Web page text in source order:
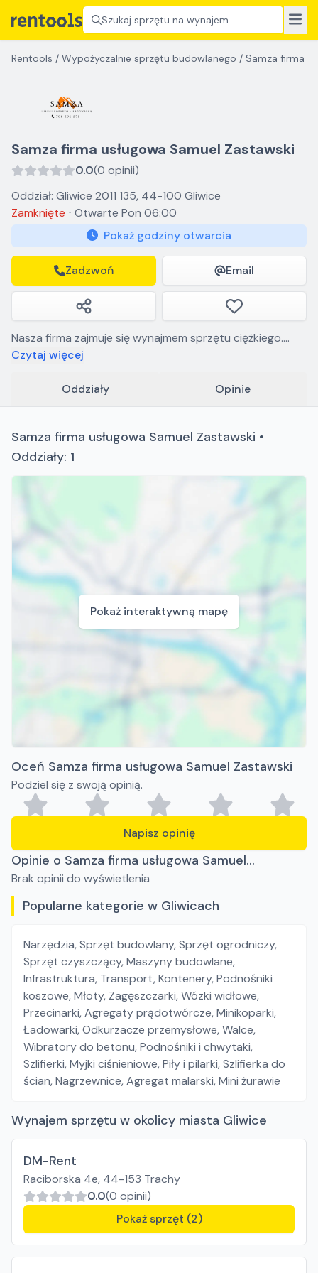
Szukaj sprzętu na wynajem
Rentools / Wypożyczalnie sprzętu budowlanego / Samza firma
Samza firma usługowa Samuel Zastawski
0.0(0 opinii)
Oddział: Gliwice 2011 135, 44-100 Gliwice
Zamknięte ⋅ Otwarte Pon 06:00
Pokaż godziny otwarcia
Zadzwoń Email
Nasza firma zajmuje się wynajmem sprzętu ciężkiego.
Koparko ładowarki. Koparki obrotowe oraz mini koparki.
budowlane.
Czytaj więcej
Oddziały Opinie
Samza firma usługowa Samuel Zastawski •
Oddziały: 1
Pokaż interaktywną mapę
Oceń Samza firma usługowa Samuel Zastawski
Podziel się z swoją opinią.
Napisz opinię
Opinie o Samza firma usługowa Samuel
Zastawski
Brak opinii do wyświetlenia
Popularne kategorie w Gliwicach
Narzędzia,Sprzęt budowlany,Sprzęt ogrodniczy,
Sprzęt czyszczący,Maszyny budowlane,
Infrastruktura, Transport,Kontenery,Podnośniki
koszowe,Młoty, Zagęszczarki,Wózki widłowe,
Przecinarki,Agregaty prądotwórcze,Minikoparki,
Ładowarki,Odkurzacze przemysłowe,Walce,
Wibratory do betonu,Podnośniki i chwytaki,
Szlifierki,Myjki ciśnieniowe,Piły i pilarki,Szlifierka do
ścian,Nagrzewnice,Agregat malarski,Mini żurawie
Wynajem sprzętu w okolicy miasta Gliwice
DM-Rent
Raciborska 4e, 44-153 Trachy
0.0(0 opinii)
Pokaż sprzęt (2)